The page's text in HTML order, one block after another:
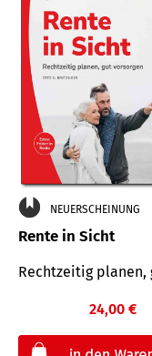
NEUERSCHEINUNG
Rente in Sicht
Rechtzeitig planen,
24,00 €